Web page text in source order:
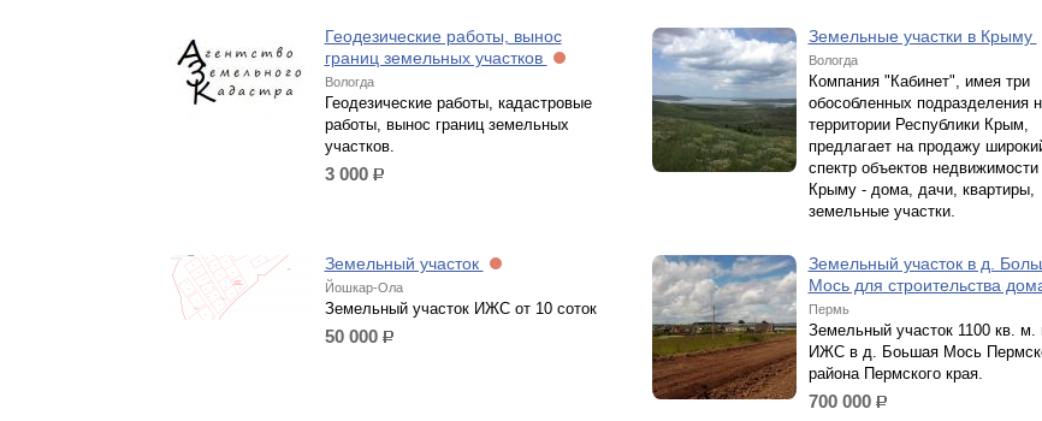
Геодезические работы, вынос
границ земельных участков
Вологда
Геодезические работы, кадастровые
работы, вынос границ земельных
участков.
3 000 р.
Земельные участки в Крыму
Вологда
Компания "Кабинет", имея три
обособленных подразделения
территории Республики Крым,
предлагает на продажу
спектр объектов недвижимости
Крыму - дома, дачи, квартиры,
земельные участки.
Земельный участок
Йошкар-Ола
Земельный участок ИЖС от 10 соток
50 000 р.
Земельный участок в д.
Мось для строительства
Пермь
Земельный участок 1100 кв. м.
ИЖС в д. Боьшая Мось
района Пермского края.
700 000 р.